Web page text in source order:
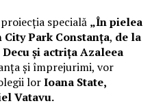
specială „În pielea
City Park Constanța, de la
și actrița Azaleea
și împrejurimi, vor
lorIoana State,
Vatavu.